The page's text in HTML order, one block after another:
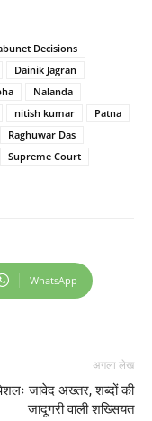
Decisions
Dainik Jagran
Nalanda
nitish kumar
Patna
Raghuwar Das
Supreme Court
WhatsApp
अगला लेख
जावेद अख्तर, शब्दों की
जादूगरी वाली शख्सियत